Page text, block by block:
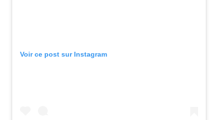
Voir ce post sur Instagram